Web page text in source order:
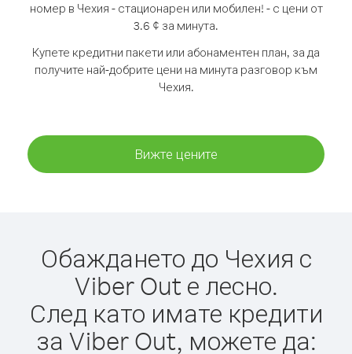
номер в Чехия - стационарен или мобилен! - с цени от
3.6 ¢ за минута.
Купете кредитни пакети или абонаментен план, за да
получите най-добрите цени на минута разговор към
Чехия.
Вижте цените
Обаждането до Чехия с
Viber Out е лесно.
След като имате кредити
за Viber Out, можете да: